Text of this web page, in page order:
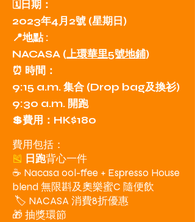
🗓日期：
2023年4月2號 (星期日)
📍地點 :
NACASA (上環華里5號地鋪)
⏰ 時間：
9:15 a.m. 集合 (Drop bag及換衫)
9:30 a.m. 開跑
💲費用：HK$180
費用包括：
🎽 日跑背心一件
☕️ Nacasa ool-ffee + Espresso House
blend 無限斟及奧樂蜜C 隨便飲
🏷 NACASA 消費8折優惠
🎁 抽獎環節